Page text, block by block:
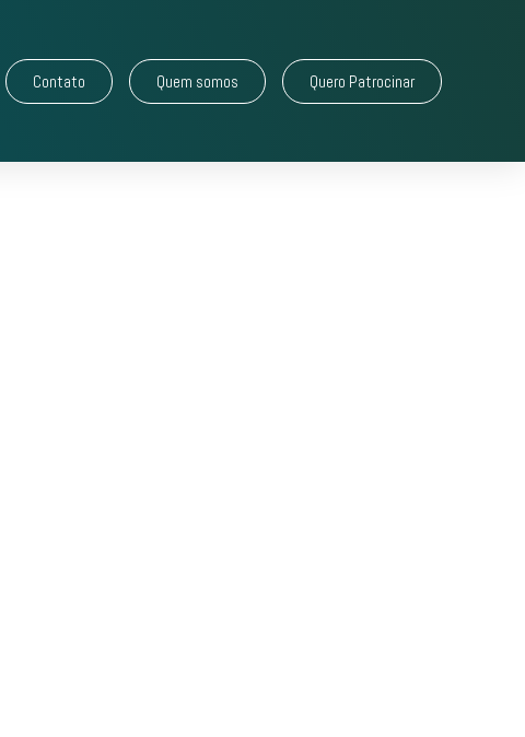
Contato Quem somos Quero Patrocinar